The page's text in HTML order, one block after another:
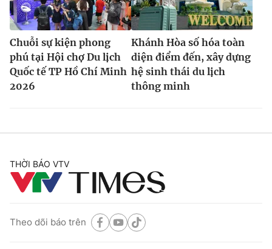
Chuỗi sự kiện phong
phú tại Hội chợ Du lịch
Quốc tế TP Hồ Chí Minh
2026
Khánh Hòa số hóa toàn
diện điểm đến, xây dựng
hệ sinh thái du lịch
thông minh
THỜI BÁO VTV
Theo dõi báo trên